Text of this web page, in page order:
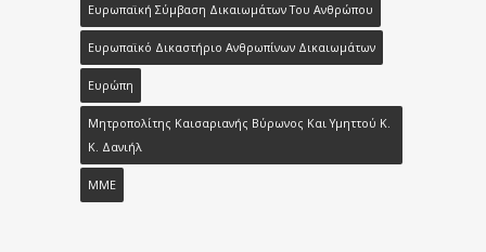
Ευρωπαϊκή Σύμβαση Δικαιωμάτων Του Ανθρώπου
Ευρωπαϊκό Δικαστήριο Ανθρωπίνων Δικαιωμάτων
Ευρώπη
Μητροπολίτης Καισαριανής Βύρωνος Και Υμηττού Κ.
Κ. Δανιήλ
ΜΜΕ